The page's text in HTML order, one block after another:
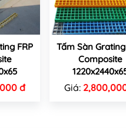
FRP
đ
Tấm Sàn Grating
Composite
Giá: